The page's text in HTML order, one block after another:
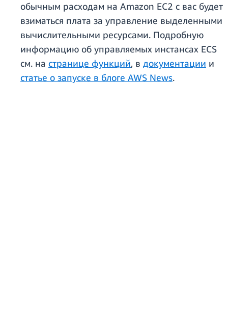
обычным расходам на Amazon EC2 с вас будет
взиматься плата за управление выделенными
вычислительными ресурсами. Подробную
информацию об управляемых инстансах ECS
см. на странице функций, в документации и
статье о запуске в блоге AWS News.